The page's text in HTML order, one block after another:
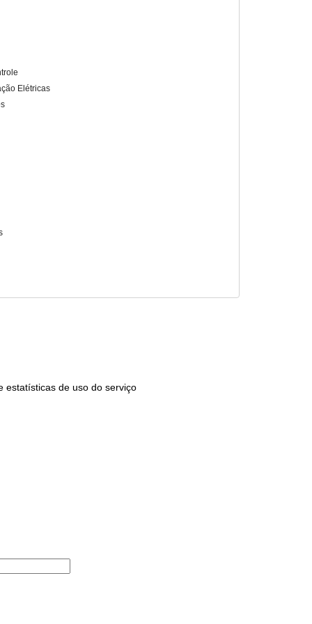
Elétricas
estatísticas de uso do serviço